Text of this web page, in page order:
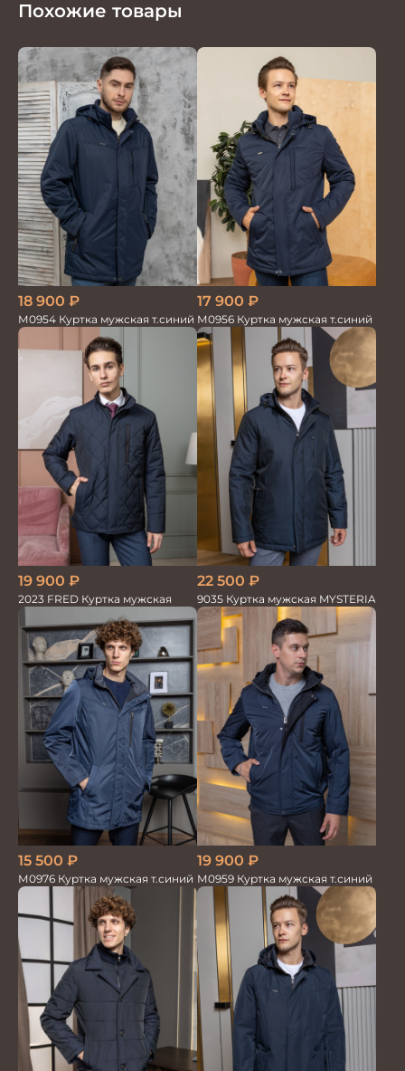
Похожие товары
18 900 ₽
М0954 Куртка мужская т.синий
17 900 ₽
М0956 Куртка мужская т.синий
19 900 ₽
2023 FRED Куртка мужская
22 500 ₽
9035 Куртка мужская MYSTERIA
15 500 ₽
М0976 Куртка мужская т.синий
19 900 ₽
М0959 Куртка мужская т.синий